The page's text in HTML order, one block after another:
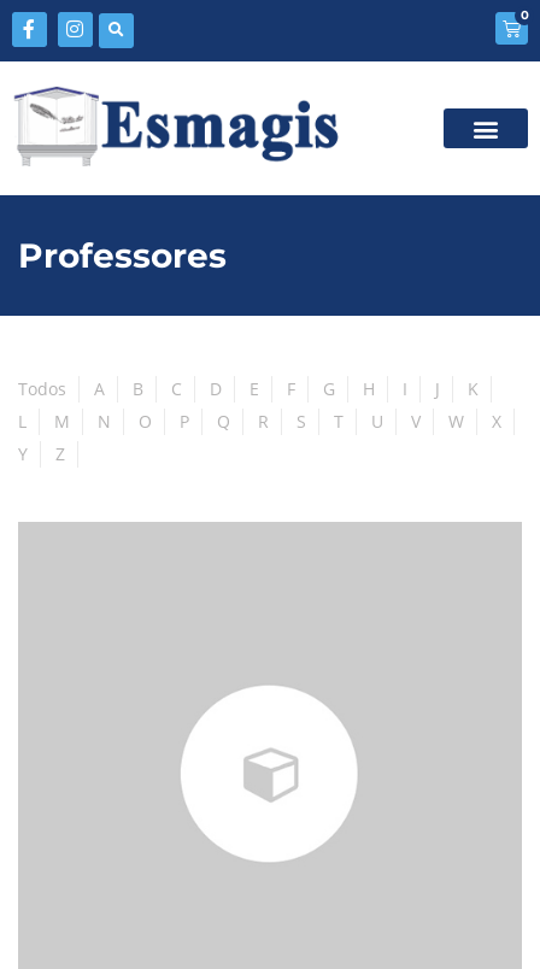
0
Professores
Todos A B C D E F G H I J
K
L
M N O P Q R S T U V W
X
Y
Z